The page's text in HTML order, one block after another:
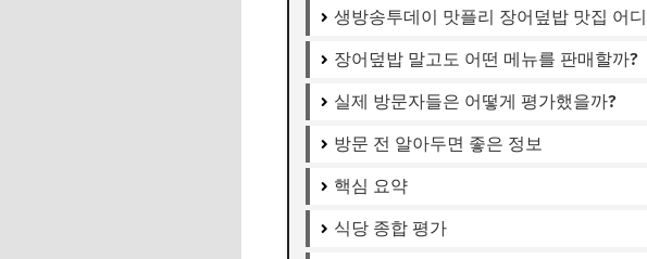
생방송투데이 맛플리 장어덮밥 맛집 어
장어덮밥 말고도 어떤 메뉴를 판매할까?
실제 방문자들은 어떻게 평가했을까?
방문 전 알아두면 좋은 정보
핵심 요약
식당 종합 평가